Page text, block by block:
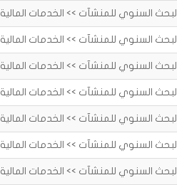
البحث السنوي للمنشآت >> الخدمات المالية 2017
البحث السنوي للمنشآت >> الخدمات المالية 2016
البحث السنوي للمنشآت >> الخدمات المالية 2015
البحث السنوي للمنشآت >> الخدمات المالية 2014
البحث السنوي للمنشآت >> الخدمات المالية 2013
البحث السنوي للمنشآت >> الخدمات المالية 2012
البحث السنوي للمنشآت >> الخدمات المالية 2011